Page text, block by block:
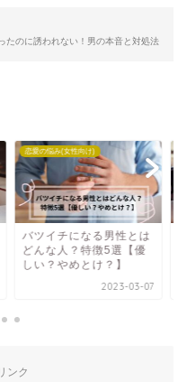
たのに誘われない！男の本音と対処法
性とは
選【優
】
恋愛の悩み(女性向け)
【S男性】好きな人
態度5選！女性の好
好きと言わない理由
ンク